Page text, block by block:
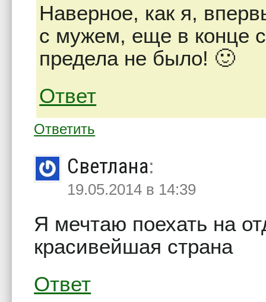
Наверное, как я,
с мужем, еще в конце
предела не было! 🙂
Ответ
Ответить
Светлана:
19.05.2014 в 14:39
Я мечтаю поехать на
красивейшая страна
Ответ